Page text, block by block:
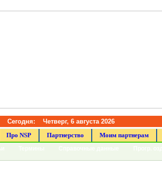
Сегодня: Четверг, 6 августа 2026
Про NSP Партнерство Моим партнерам